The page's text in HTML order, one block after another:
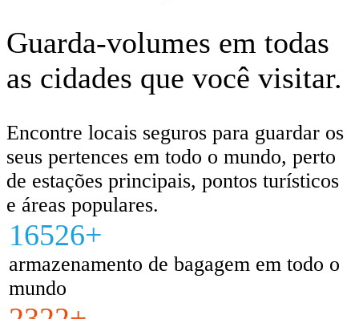
Guarda-volumes em todas
as cidades que você visitar.
Encontre locais seguros para guardar os
seus pertences em todo o mundo, perto
de estações principais, pontos turísticos
e áreas populares.
16526+
armazenamento de bagagem em todo o
mundo